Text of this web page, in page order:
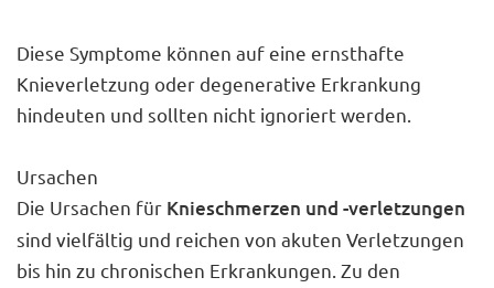
Diese Symptome können auf eine ernsthafte
Knieverletzung oder degenerative Erkrankung
hindeuten und sollten nicht ignoriert werden.
Ursachen
Die Ursachen für Knieschmerzen und -verletzungen
sind vielfältig und reichen von akuten Verletzungen
bis hin zu chronischen Erkrankungen. Zu den